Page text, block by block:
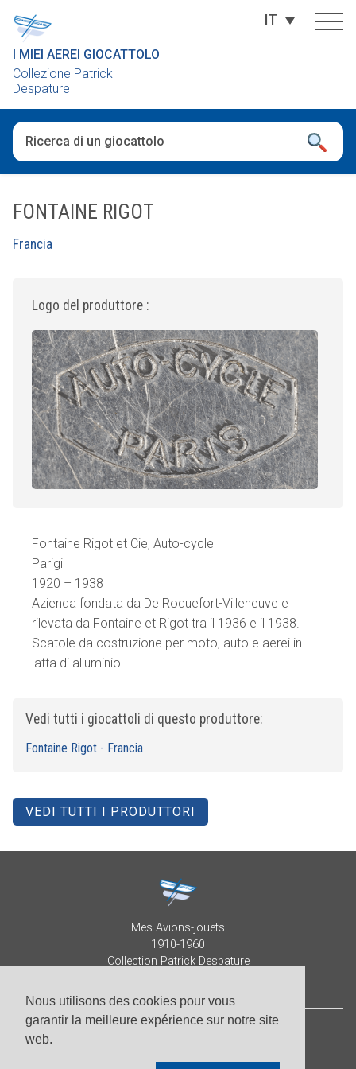
Nous utilisons des cookies pour vous
garantir la meilleure expérience sur notre site
web.
I MIEI AEREI GIOCATTOLO
Collezione Patrick
Despature
IT
FONTAINE RIGOT
Francia
Logo del produttore :
Fontaine Rigot et Cie, Auto-cycle
Parigi
1920 – 1938
Azienda fondata da De Roquefort-Villeneuve e
rilevata da Fontaine et Rigot tra il 1936 e il 1938.
Scatole da costruzione per moto, auto e aerei in
latta di alluminio.
Vedi tutti i giocattoli di questo produttore:
Fontaine Rigot - Francia
VEDI TUTTI I PRODUTTORI
Mes Avions-jouets
1910-1960
Collection Patrick Despature
-